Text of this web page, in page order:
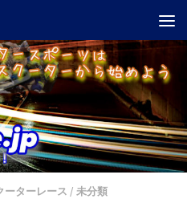
ーターレース / 未分類